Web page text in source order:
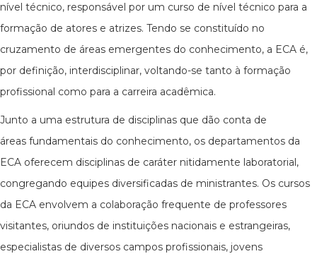
nível técnico, responsável por um curso de nível técnico para a
formação de atores e atrizes. Tendo se constituído no
cruzamento de áreas emergentes do conhecimento, a ECA é,
por definição, interdisciplinar, voltando-se tanto à formação
profissional como para a carreira acadêmica.
Junto a uma estrutura de disciplinas que dão conta de
áreas fundamentais do conhecimento, os departamentos da
ECA oferecem disciplinas de caráter nitidamente laboratorial,
congregando equipes diversificadas de ministrantes. Os cursos
da ECA envolvem a colaboração frequente de professores
visitantes, oriundos de instituições nacionais e estrangeiras,
especialistas de diversos campos profissionais, jovens